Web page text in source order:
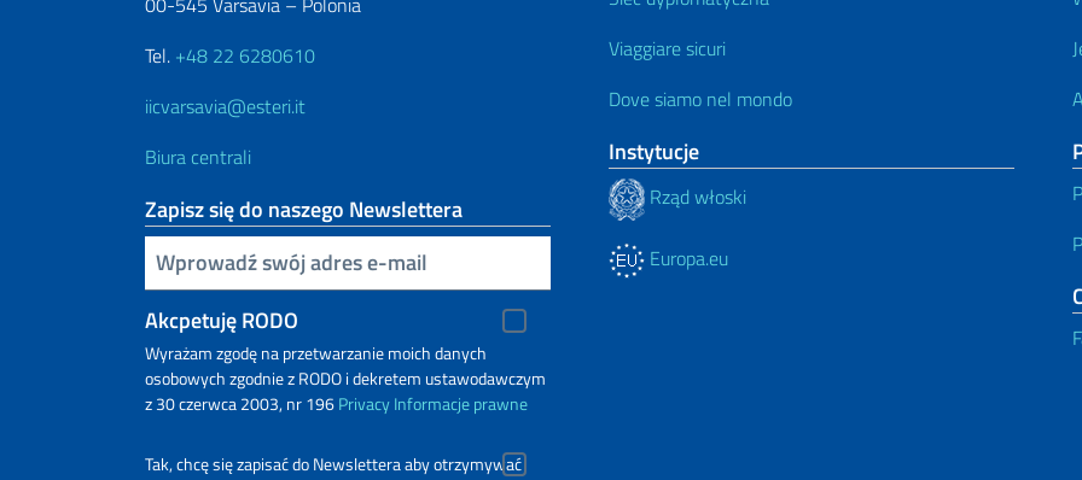
Tel. +48 22 6280610
iicvarsavia@esteri.it
Biura centrali
Zapisz się do naszego Newslettera
Inserisci la tua email
Akcpetuję RODO
Wyrażam zgodę na przetwarzanie moich danych
osobowych zgodnie z RODO i dekretem ustawodawczym
z 30 czerwca 2003, nr 196PrivacyInformacje prawne
Tak, chcę się zapisać do Newslettera aby otrzymywać
Viaggiare sicuri
Dove siamo nel mondo
Instytucje
Rząd włoski
Europa.eu